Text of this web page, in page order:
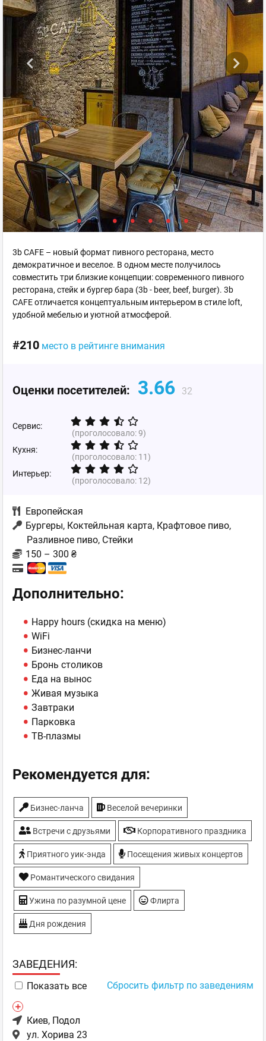
3b CAFE – новый формат пивного ресторана, место
демократичное и веселое. В одном месте получилось
совместить три близкие концепции: современного пивного
ресторана, стейк и бургер бара (3b - beer, beef, burger). 3b
CAFE отличается концептуальным интерьером в стиле loft,
удобной мебелью и уютной атмосферой.
#210 место в рейтинге внимания
Оценки посетителей: 3.66 32
Сервис:
(проголосовало:9)
Кухня:
(проголосовало: 11)
Интерьер:
(проголосовало: 12)
Европейская
Бургеры, Коктейльная карта, Крафтовое пиво,
Разливное пиво, Стейки
150 – 300 ₴
Дополнительно:
Happy hours (скидка на меню)
WiFi
Бизнес-ланчи
Бронь столиков
Еда на вынос
Живая музыка
Завтраки
Парковка
ТВ-плазмы
Рекомендуется для:
Бизнес-ланча Веселой вечеринки
Встречи с друзьями Корпоративного праздника
Приятного уик-энда Посещения живых концертов
Романтического свидания
Ужина по разумной цене Флирта
Дня рождения
ЗAВЕДЕНИЯ:
Показать все Сбросить фильтр по заведениям
Киев, Подол
ул. Хорива 23